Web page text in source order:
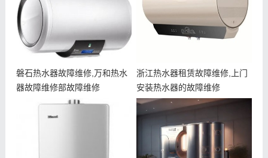
磐石热水器故障维修,万和热水
器故障维修部故障维修
浙江热水器租赁故障维修,上门
安装热水器的故障维修